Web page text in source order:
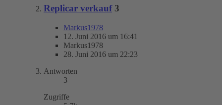
Replicar verkauf 3
Markus1978
12. Juni 2016 um 16:41
Markus1978
28. Juni 2016 um 22:23
Antworten
3
Zugriffe